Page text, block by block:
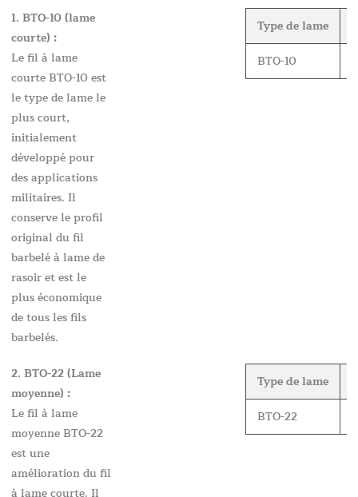
1. BTO-10 (lame
courte) :
Le fil à lame
courte BTO-10 est
le type de lame le
plus court,
initialement
développé pour
des applications
militaires. Il
conserve le profil
original du fil
barbelé à lame de
rasoir et est le
plus économique
de tous les fils
barbelés.
Type de lame
BTO-10
2. BTO-22 (Lame
moyenne) :
Le fil à lame
moyenne BTO-22
est une
amélioration du fil
à lame courte. Il
Type de lame
BTO-22